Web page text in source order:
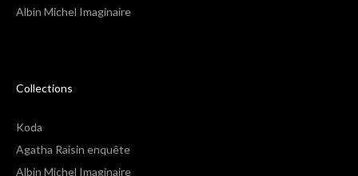
Albin Michel Imaginaire
Collections
Koda
Agatha Raisin enquête
Albin Michel Imaginaire